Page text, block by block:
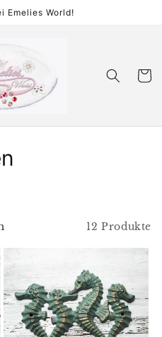
Emelies World!
12 Produkte